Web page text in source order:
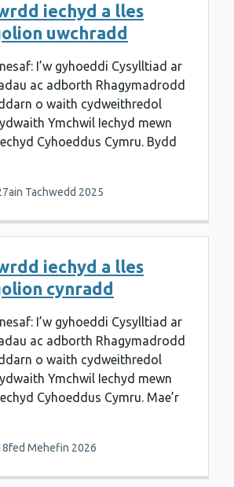
iechyd a lles
uwchradd
I’w gyhoeddi Cysylltiad ar
ac adborth Rhagymadrodd
o waith cydweithredol
Ymchwil Iechyd mewn
Cyhoeddus Cymru. Bydd
Tachwedd 2025
iechyd a lles
cynradd
I’w gyhoeddi Cysylltiad ar
ac adborth Rhagymadrodd
o waith cydweithredol
Ymchwil Iechyd mewn
Cyhoeddus Cymru. Mae’r
Mehefin 2026